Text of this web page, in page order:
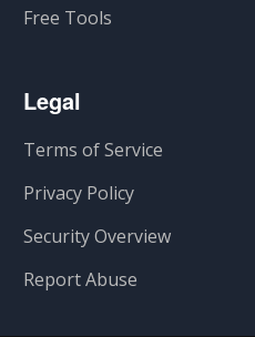
Free Tools
Legal
Terms of Service
Privacy Policy
Security Overview
Report Abuse